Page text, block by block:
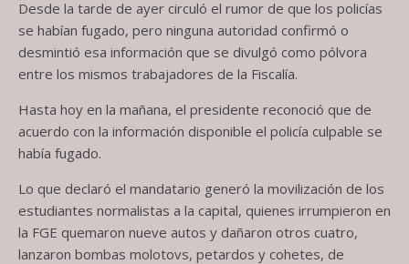
Desde la tarde de ayer circuló el rumor de que los policías
se habían fugado, pero ninguna autoridad confirmó o
desmintió esa información que se divulgó como pólvora
entre los mismos trabajadores de la Fiscalía.
Hasta hoy en la mañana, el presidente reconoció que de
acuerdo con la información disponible el policía culpable se
había fugado.
Lo que declaró el mandatario generó la movilización de los
estudiantes normalistas a la capital, quienes irrumpieron en
la FGE quemaron nueve autos y dañaron otros cuatro,
lanzaron bombas molotovs, petardos y cohetes, de